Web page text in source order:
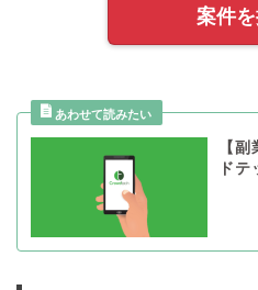
案件
【
ド